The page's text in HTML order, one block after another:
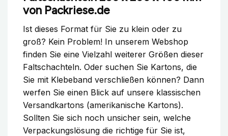
von Packriese.de
Ist dieses Format für Sie zu klein oder zu
groß? Kein Problem! In unserem Webshop
finden Sie eine Vielzahl weiterer Größen dieser
Faltschachteln. Oder suchen Sie Kartons, die
Sie mit Klebeband verschließen können? Dann
werfen Sie einen Blick auf unsere klassischen
Versandkartons (amerikanische Kartons).
Sollten Sie sich noch unsicher sein, welche
Verpackungslösung die richtige für Sie ist,